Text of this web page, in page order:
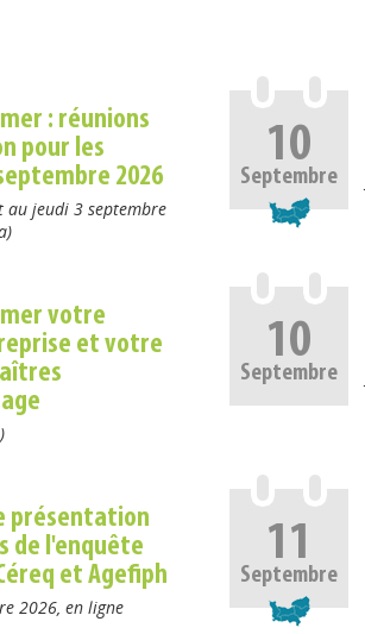
mer : réunions
pour les
2026
jeudi 3 septembre
10
Septembre
votre
et votre
10
Septembre
présentation
de l'enquête
et Agefiph
2026, en ligne
11
Septembre